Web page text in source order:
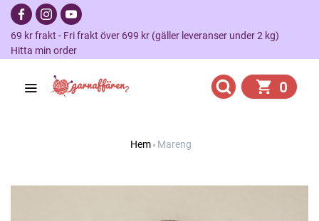
69 kr frakt - Fri frakt över 699 kr (gäller leveranser under 2 kg)
Hitta min order
0
Hem Mareng